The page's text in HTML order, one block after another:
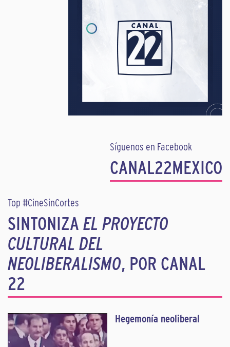
Síguenos en Facebook
CANAL22MEXICO
Top #CineSinCortes
SINTONIZA EL PROYECTO
CULTURAL DEL
NEOLIBERALISMO, POR CANAL
22
Hegemonía neoliberal